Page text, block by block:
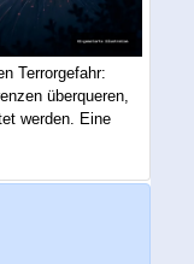
Terrorgefahr:
überqueren,
werden. Eine